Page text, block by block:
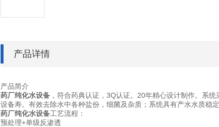
产品详情
产品简介
药厂纯化水设备 ，符合药典认证，3Q认证。20年精心设计制作。系
设备寿。有效去除水中各种盐份，细菌及杂质；系统具有产水水质稳
药厂纯化水设备工艺流程：
预处理+单级反渗透